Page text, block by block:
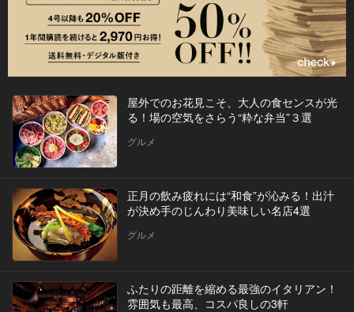
屋外でのお花見こそ、大人の食センスが光
る！場の空気をさらう“粋な弁当”３選
グルメ
正月の飲み疲れには“和食”が沁みる！出汁
が決め手のじんわり美味しい名店4選
グルメ
ふたりの距離を縮める最強のイタリアン！
雰囲気も最高、コスパ良しの3軒